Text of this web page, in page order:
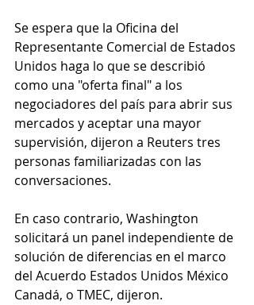
Se espera que la Oficina del
Representante Comercial de Estados
Unidos haga lo que se describió
como una "oferta final" a los
negociadores del país para abrir sus
mercados y aceptar una mayor
supervisión, dijeron a Reuters tres
personas familiarizadas con las
conversaciones.
En caso contrario, Washington
solicitará un panel independiente de
solución de diferencias en el marco
del Acuerdo Estados Unidos México
Canadá, o TMEC, dijeron.